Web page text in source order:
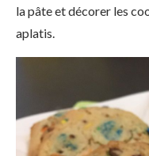
la pâte et décorer les
aplatis.